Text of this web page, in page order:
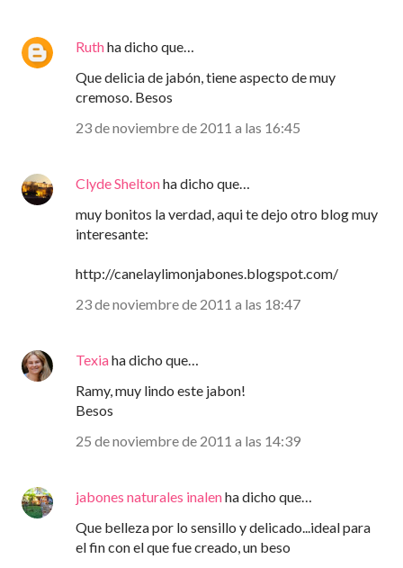
Ruthha dicho que…
Que delicia de jabón, tiene aspecto de muy
cremoso. Besos
23 de noviembre de 2011 a las 16:45
Clyde Sheltonha dicho que…
muy bonitos la verdad, aqui te dejo otro blog muy
interesante:
http://canelaylimonjabones.blogspot.com/
23 de noviembre de 2011 a las 18:47
Texiaha dicho que…
Ramy, muy lindo este jabon!
Besos
25 de noviembre de 2011 a las 14:39
jabones naturales inalenha dicho que…
Que belleza por lo sensillo y delicado...ideal para
el fin con el que fue creado, un beso